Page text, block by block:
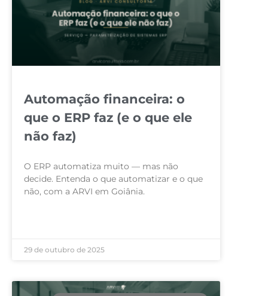
Automação financeira: o
que o ERP faz (e o que ele
não faz)
O ERP automatiza muito — mas não
decide. Entenda o que automatizar e o que
não, com a ARVI em Goiânia.
29 de outubro de 2025